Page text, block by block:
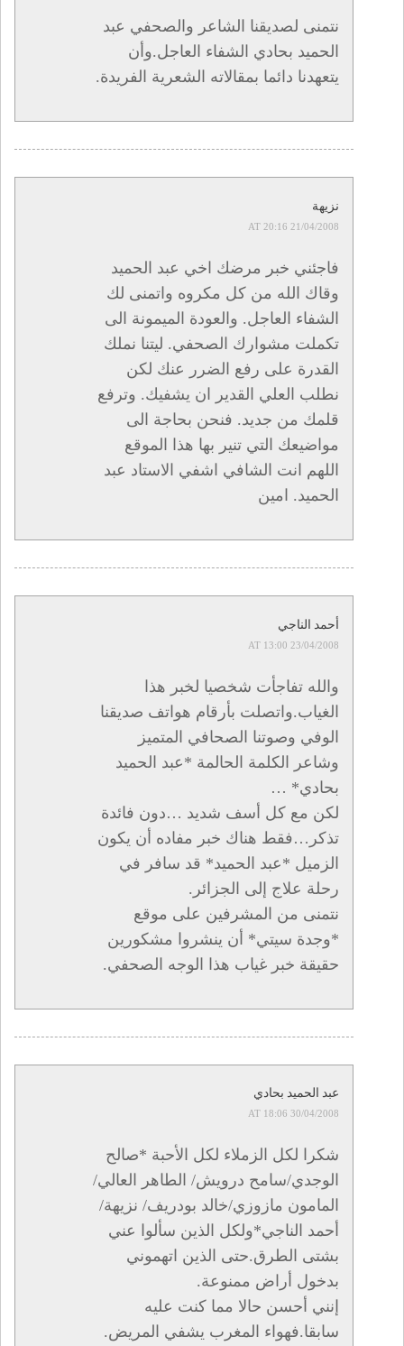
نتمنى لصديقنا الشاعر والصحفي عبد
الحميد بحادي الشفاء العاجل.وأن
يتعهدنا دائما بمقالاته الشعرية الفريدة.
نزيهة
21/04/2008 AT 20:16
فاجئني خبر مرضك اخي عبد الحميد
وقاك الله من كل مكروه واتمنى لك
الشفاء العاجل. والعودة الميمونة الى
تكملت مشوارك الصحفي. ليتنا نملك
القدرة على رفع الضرر عنك لكن
نطلب العلي القدير ان يشفيك. وترفع
قلمك من جديد. فنحن بحاجة الى
مواضيعك التي تنير بها هذا الموقع
اللهم انت الشافي اشفي الاستاد عبد
الحميد. امين
أحمد الناجي
23/04/2008 AT 13:00
والله تفاجأت شخصيا لخبر هذا
الغياب.واتصلت بأرقام هواتف صديقنا
الوفي وصوتنا الصحافي المتميز
وشاعر الكلمة الحالمة *عبد الحميد
بحادي* …
لكن مع كل أسف شديد …دون فائدة
تذكر…فقط هناك خبر مفاده أن يكون
الزميل *عبد الحميد* قد سافر في
رحلة علاج إلى الجزائر.
نتمنى من المشرفين على موقع
*وجدة سيتي* أن ينشروا مشكورين
حقيقة خبر غياب هذا الوجه الصحفي.
عبد الحميد بحادي
30/04/2008 AT 18:06
شكرا لكل الزملاء لكل الأحبة *صالح
الوجدي/سامح درويش/ الطاهر العالي/
المامون مازوزي/خالد بودريف/ نزيهة/
أحمد الناجي*ولكل الذين سألوا عني
بشتى الطرق.حتى الذين اتهموني
بدخول أراض ممنوعة.
إنني أحسن حالا مما كنت عليه
سابقا.فهواء المغرب يشفي المريض.